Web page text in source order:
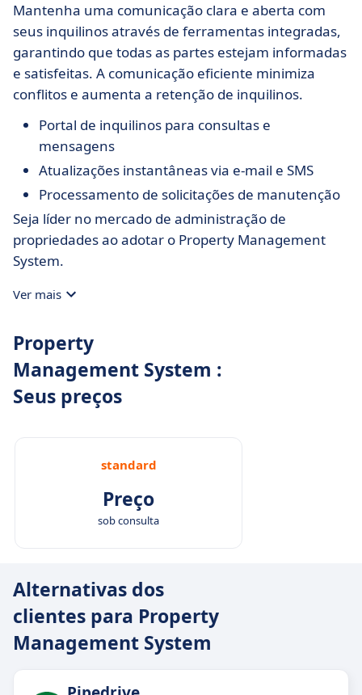
Mantenha uma comunicação clara e aberta com
seus inquilinos através de ferramentas integradas,
garantindo que todas as partes estejam informadas
e satisfeitas. A comunicação eficiente minimiza
conflitos e aumenta a retenção de inquilinos.
Portal de inquilinos para consultas e
mensagens
Atualizações instantâneas via e-mail e SMS
Processamento de solicitações de manutenção
Seja líder no mercado de administração de
propriedades ao adotar o Property Management
System.
Ver mais
Property
Management System :
Seus preços
standard
Preço
sob consulta
Alternativas dos
clientes para Property
Management System